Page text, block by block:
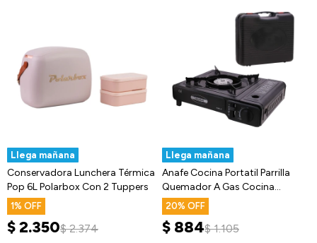
Llega mañana
Conservadora Lunchera Térmica
Pop 6L Polarbox Con 2 Tuppers
1
$2.350$ 2.374
Llega mañana
Anafe Cocina Portatil Parrilla
Quemador A Gas Cocina
Camping
20
$ 884$ 1.105